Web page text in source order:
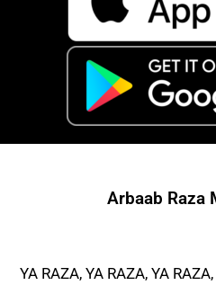
Arbaab Raza
YA RAZA, YA RAZA, YA